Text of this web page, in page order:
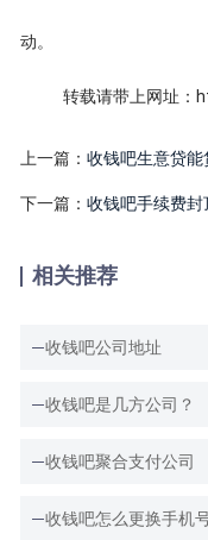
动。
转载请带上网址
上一篇：收钱吧生意贷能
下一篇：收钱吧手续费封
相关推荐
收钱吧公司地址
收钱吧是几方公司？
收钱吧聚合支付公司
收钱吧怎么更换手机